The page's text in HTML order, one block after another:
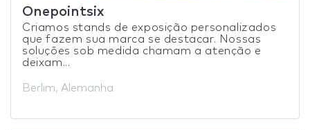
Onepointsix
Criamos stands de exposição personalizados
que fazem sua marca se destacar. Nossas
soluções sob medida chamam a atenção e
deixam...
Berlim, Alemanha